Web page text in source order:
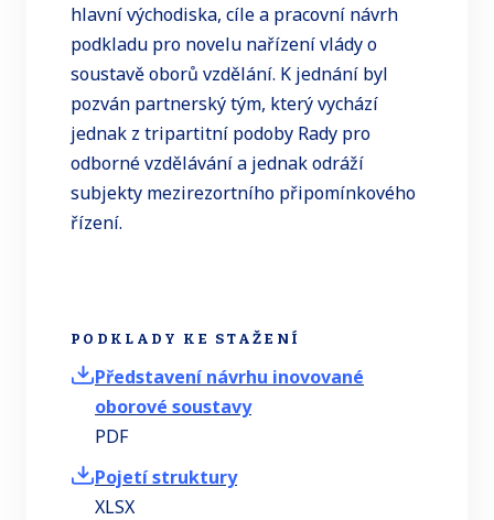
hlavní východiska, cíle a pracovní návrh
podkladu pro novelu nařízení vlády o
soustavě oborů vzdělání. K jednání byl
pozván partnerský tým, který vychází
jednak z tripartitní podoby Rady pro
odborné vzdělávání a jednak odráží
subjekty mezirezortního připomínkového
řízení.
PODKLADY KE STAŽENÍ
Představení návrhu inovované
oborové soustavy
PDF
Pojetí struktury
XLSX